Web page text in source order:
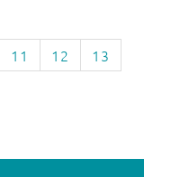
11 12 13